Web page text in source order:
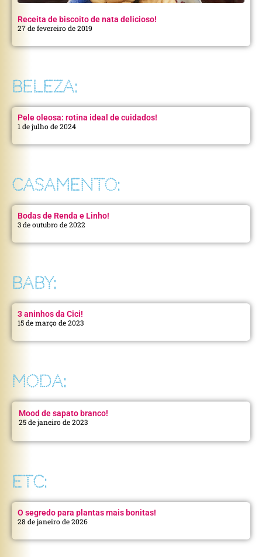
Receita de biscoito de nata delicioso!
27 de fevereiro de 2019
BELEZA:
Pele oleosa: rotina ideal de cuidados!
1 de julho de 2024
CASAMENTO:
Bodas de Renda e Linho!
3 de outubro de 2022
BABY:
3 aninhos da Cici!
15 de março de 2023
MODA:
Mood de sapato branco!
25 de janeiro de 2023
ETC:
O segredo para plantas mais bonitas!
28 de janeiro de 2026